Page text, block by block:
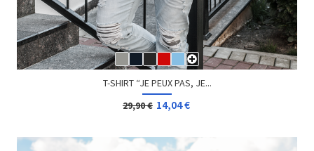
T-SHIRT “JE PEUX PAS, JE...
29,90 € 14,04 €